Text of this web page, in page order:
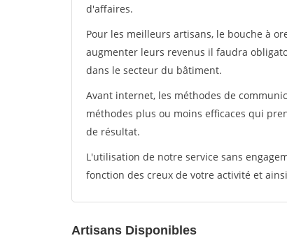
d'affaires.
Pour les meilleurs artisans, le bouche à
augmenter leurs revenus il faudra
dans le secteur du bâtiment.
Avant internet, les méthodes de
méthodes plus ou moins efficaces qui
de résultat.
L'utilisation de notre service sans
fonction des creux de votre activité et
Artisans Disponibles